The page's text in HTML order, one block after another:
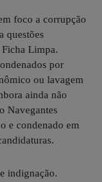
foco a corrupção
questões
Limpa.
por
ou lavagem
ainda não
Navegantes
e condenado em
indignação.